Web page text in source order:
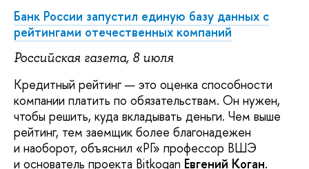
Банк России запустил единую базу данных с
рейтингами отечественных компаний
Российская газета, 8 июля
Кредитный рейтинг — это оценка способности
компании платить по обязательствам. Он нужен,
чтобы решить, куда вкладывать деньги. Чем выше
рейтинг, тем заемщик более благонадежен
и наоборот, объяснил «РГ» профессор ВШЭ
и основатель проекта Bitkogan Евгений Коган.